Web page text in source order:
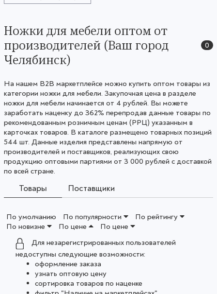
Ножки для мебели оптом от
производителей (Ваш город
Челябинск)
0
На нашем B2B маркетплейсе можно купить оптом товары из
категории ножки для мебели. Закупочная цена в разделе
ножки для мебели начинается от 4 рублей. Вы можете
заработать наценку до 362% перепродав данные товары по
рекомендованным розничным ценам (РРЦ) указанным в
карточках товаров. В каталоге размещено товарных позиций
544 шт. Данные изделия представлены напрямую от
производителей и поставщиков, реализующих свою
продукцию оптовыми партиями от 3 000 рублей с доставкой
по всей стране.
Товары Поставщики
По умолчанию По популярности
По рейтингу
По новизне
По цене
По цене
Для незарегистрированных пользователей
недоступны следующие возможности:
оформление заказа
узнать оптовую цену
сортировка товаров по наценке